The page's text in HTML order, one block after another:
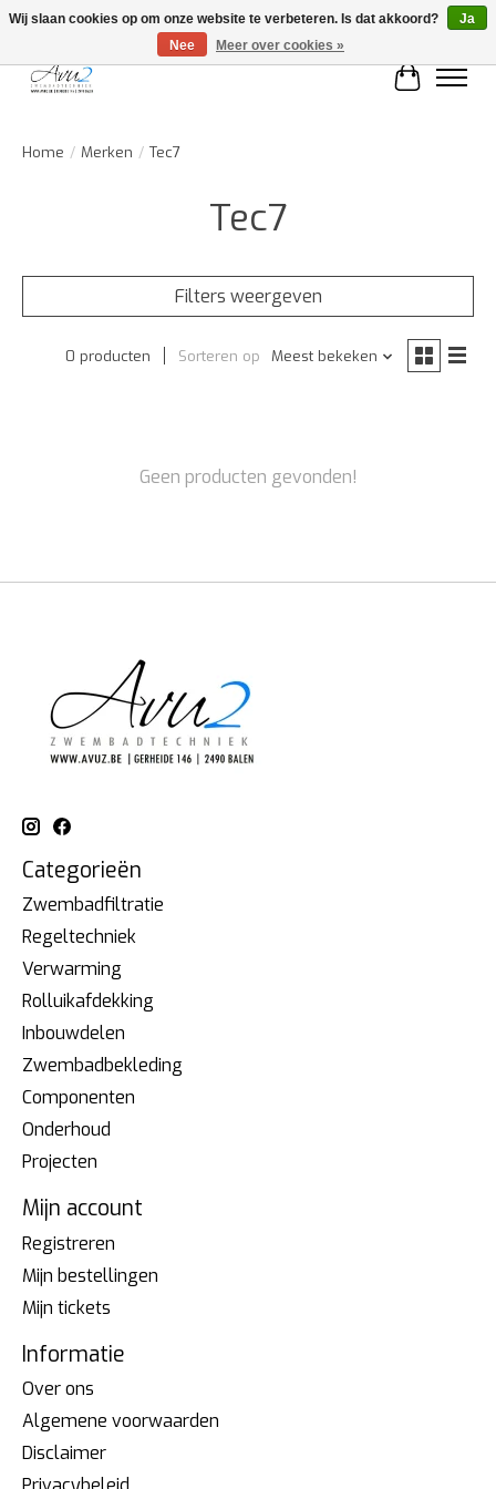
Home / Merken / Tec7
Tec7
Filters weergeven
0 producten Sorteren op Meest bekeken
Geen producten gevonden!
Categorieën
Zwembadfiltratie
Regeltechniek
Verwarming
Rolluikafdekking
Inbouwdelen
Zwembadbekleding
Componenten
Onderhoud
Projecten
Mijn account
Registreren
Mijn bestellingen
Mijn tickets
Informatie
Over ons
Algemene voorwaarden
Disclaimer
Wij slaan cookies op om onze website te verbeteren. Is dat akkoord?
Ja
Nee
Meer over cookies »